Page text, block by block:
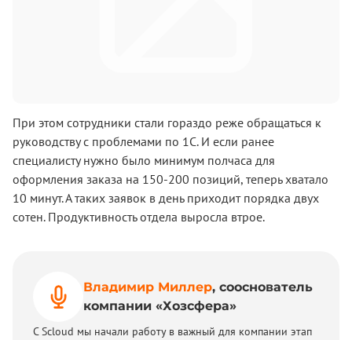
При этом сотрудники стали гораздо реже обращаться к
руководству с проблемами по 1С. И если ранее
специалисту нужно было минимум полчаса для
оформления заказа на 150-200 позиций, теперь хватало
10 минут. А таких заявок в день приходит порядка двух
сотен. Продуктивность отдела выросла втрое.
Владимир Миллер, сооснователь
компании «Хозсфера»
С Scloud мы начали работу в важный для компании этап